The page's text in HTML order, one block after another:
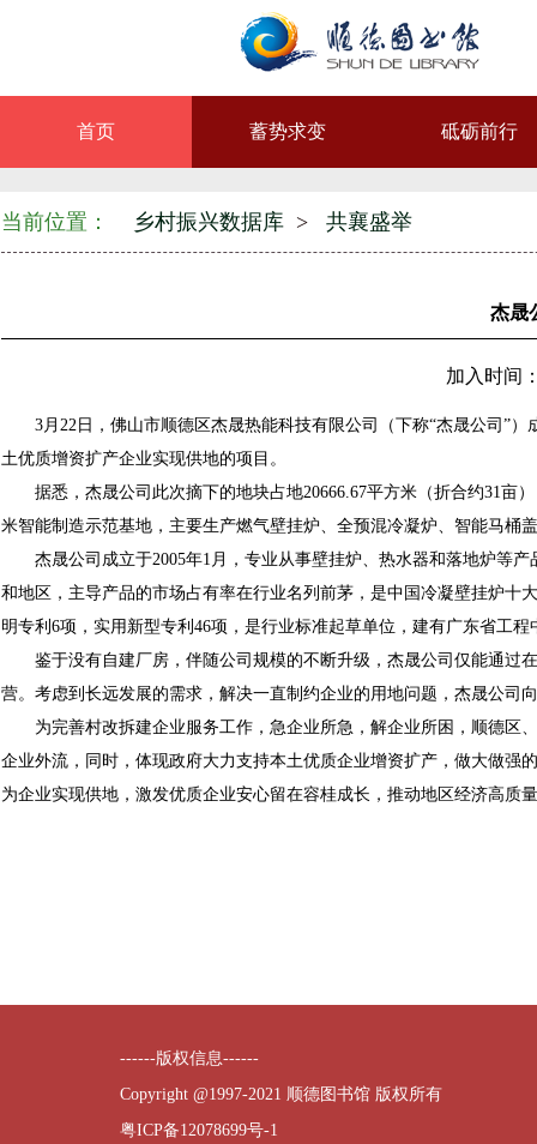
首页 蓄势求变 砥砺前行
当前位置： 乡村振兴数据库 > 共襄盛举
杰晟
加入时间
3月22日，佛山市顺德区杰晟热能科技有限公司（下称“杰晟公司”）
土优质增资扩产企业实现供地的项目。
据悉，杰晟公司此次摘下的地块占地20666.67平方米（折合约31亩）
米智能制造示范基地，主要生产燃气壁挂炉、全预混冷凝炉、智能马桶
杰晟公司成立于2005年1月，专业从事壁挂炉、热水器和落地炉等产
和地区，主导产品的市场占有率在行业名列前茅，是中国冷凝壁挂炉十
明专利6项，实用新型专利46项，是行业标准起草单位，建有广东省工
鉴于没有自建厂房，伴随公司规模的不断升级，杰晟公司仅能通过在
营。考虑到长远发展的需求，解决一直制约企业的用地问题，杰晟公司
为完善村改拆建企业服务工作，急企业所急，解企业所困，顺德区
企业外流，同时，体现政府大力支持本土优质企业增资扩产，做大做强
为企业实现供地，激发优质企业安心留在容桂成长，推动地区经济高质
------版权信息------
Copyright @1997-2021 顺德图书馆 版权所有
粤ICP备12078699号-1